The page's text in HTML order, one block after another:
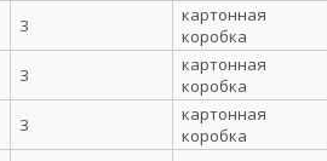
3
картонная
коробка
3
картонная
коробка
3
картонная
коробка